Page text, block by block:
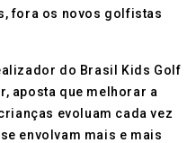
fora os novos golfistas
do Brasil Kids Golf
aposta que melhorar a
evoluam cada vez
envolvam mais e mais